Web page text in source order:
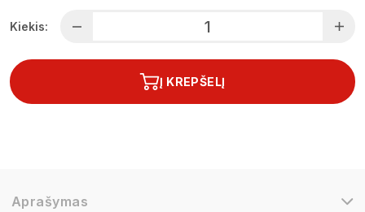
Kiekis:
Į KREPŠELĮ
Aprašymas